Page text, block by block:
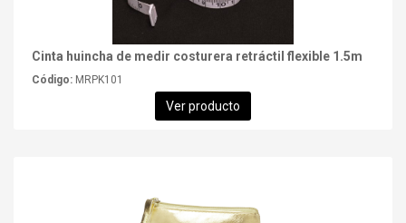
Cinta huincha de medir costurera retráctil flexible 1.5m
Código: MRPK101
Ver producto